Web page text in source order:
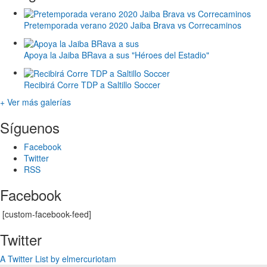
Pretemporada verano 2020 Jaiba Brava vs Correcaminos
Apoya la Jaiba BRava a sus "Héroes del Estadio"
Recibirá Corre TDP a Saltillo Soccer
+ Ver más galerías
Síguenos
Facebook
Twitter
RSS
Facebook
[custom-facebook-feed]
Twitter
A Twitter List by elmercuriotam